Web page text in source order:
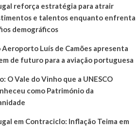
reforça estratégia para atrair
e talentos enquanto enfrenta
demográficos
Aeroporto Luís de Camões apresenta
de futuro para a aviação portuguesa
O Vale do Vinho que a UNESCO
como Património da
em Contraciclo: Inflação Teima em